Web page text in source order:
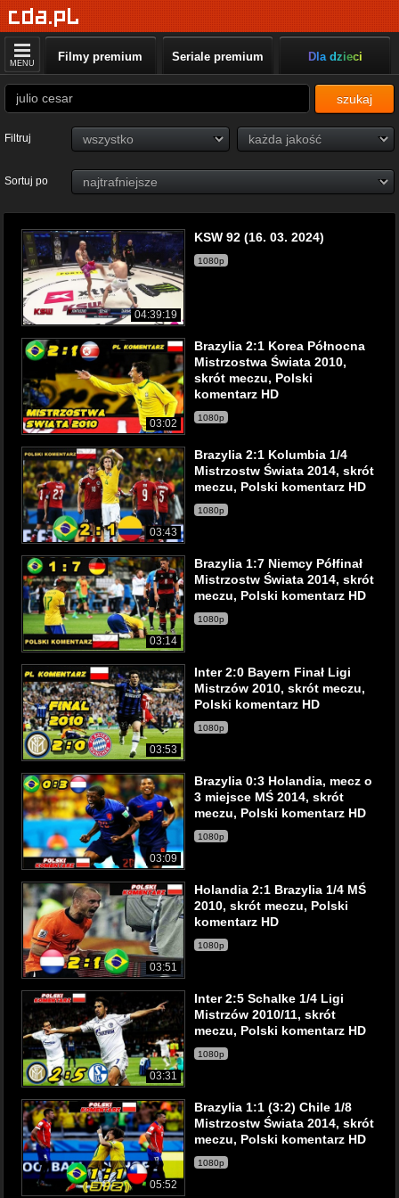
MENU Filmy premium Seriale premium Dla dzieci
szukaj
Filtruj
Sortuj po
04:39:19
KSW 92 (16. 03. 2024)
1080p
03:02
Brazylia 2:1 Korea Północna
Mistrzostwa Świata 2010,
skrót meczu, Polski
komentarz HD
1080p
03:43
Brazylia 2:1 Kolumbia 1/4
Mistrzostw Świata 2014, skrót
meczu, Polski komentarz HD
1080p
03:14
Brazylia 1:7 Niemcy Półfinał
Mistrzostw Świata 2014, skrót
meczu, Polski komentarz HD
1080p
03:53
Inter 2:0 Bayern Finał Ligi
Mistrzów 2010, skrót meczu,
Polski komentarz HD
1080p
03:09
Brazylia 0:3 Holandia, mecz o
3 miejsce MŚ 2014, skrót
meczu, Polski komentarz HD
1080p
03:51
Holandia 2:1 Brazylia 1/4 MŚ
2010, skrót meczu, Polski
komentarz HD
1080p
03:31
Inter 2:5 Schalke 1/4 Ligi
Mistrzów 2010/11, skrót
meczu, Polski komentarz HD
1080p
05:52
Brazylia 1:1 (3:2) Chile 1/8
Mistrzostw Świata 2014, skrót
meczu, Polski komentarz HD
1080p